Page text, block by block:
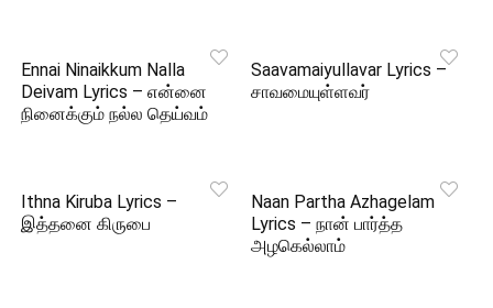
Ennai Ninaikkum Nalla
Deivam Lyrics – என்னை
நினைக்கும் நல்ல தெய்வம்
Saavamaiyullavar Lyrics –
சாவமையுள்ளவர்
Ithna Kiruba Lyrics –
இத்தனை கிருபை
Naan Partha Azhagelam
Lyrics – நான் பார்த்த
அழகெல்லாம்